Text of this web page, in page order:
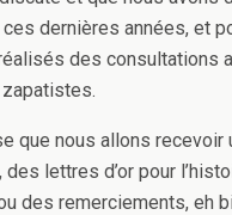
dernières années, et
des consultations
que nous allons recevoir
lettres d’or pour
des remerciements, eh